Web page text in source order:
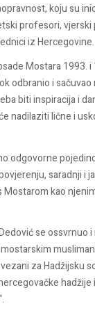
koju su
profesori, vjerski
iz Hercegovine.
Mostara 1993.
odbranio i
biti inspiracija i
nadilaziti lične i
odgovorne
saradnji i
Mostarom kao
se ossvrnuo
za Hadžijsku